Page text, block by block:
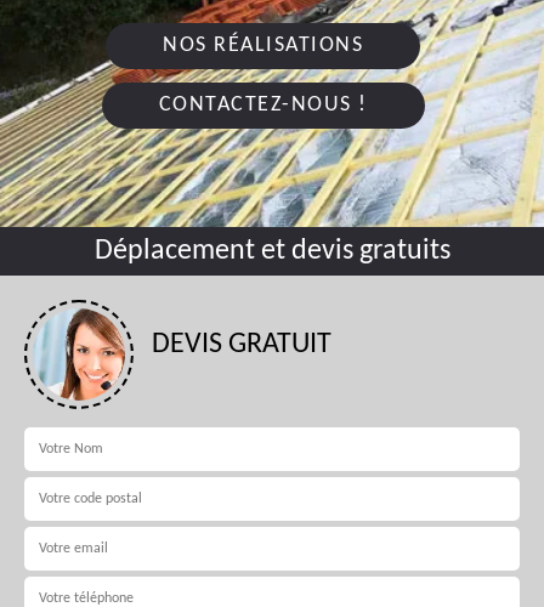
NOS RÉALISATIONS
CONTACTEZ-NOUS !
Déplacement et devis gratuits
DEVIS GRATUIT